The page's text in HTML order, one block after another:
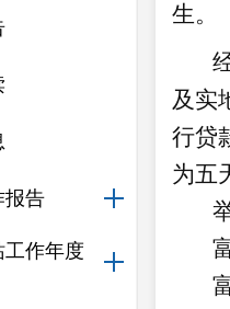
报告
作年度
生。
及实
行贷
为五